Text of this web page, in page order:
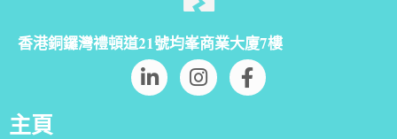
香港銅鑼灣禮頓道21號均峯商業大廈7樓
主頁